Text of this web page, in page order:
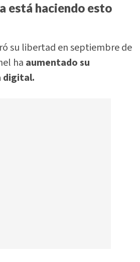
está haciendo esto
su libertad en septiembre de
ha aumentado su
digital.